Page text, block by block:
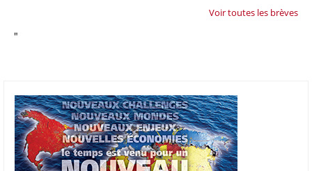
conditions générales de gouvernance qui favorisent un déploiement
technologie.
appliquée d'Afrique à À Accra, au Ghana. L'annonce a été faite
mercredi 1er juillet lors du premier Google Cloud Summit du groupe
américain, qui a également indiqué avoir dépassé son objectif
d'investir un milliard de dollars sur le continent en cinq ans. Baptisée
Google Africa Applied AI Lab, la structure sera hébergée à l'AI
Voir toutes les brèves
"